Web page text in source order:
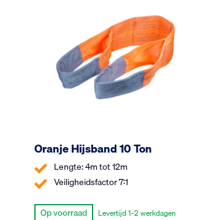
Oranje Hijsband 10 Ton
Lengte: 4m tot 12m
Veiligheidsfactor 7:1
Op voorraad Levertijd 1-2 werkdagen